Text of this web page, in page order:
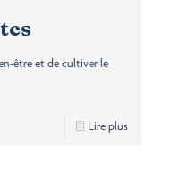
être et de cultiver le
Lire plus